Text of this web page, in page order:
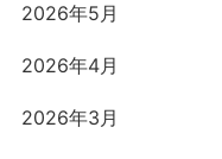
2026年5月
2026年4月
2026年3月